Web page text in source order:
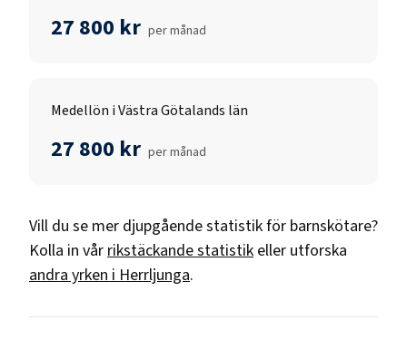
27 800 kr per månad
Medellön i Västra Götalands län
27 800 kr per månad
Vill du se mer djupgående statistik för barnskötare?
Kolla in vår rikstäckande statistik eller utforska
andra yrken i Herrljunga.